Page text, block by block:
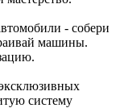
- собери
машины.
систему